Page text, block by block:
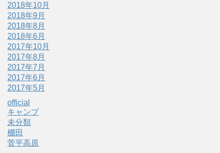
2018年10月
2018年9月
2018年8月
2018年6月
2017年10月
2017年8月
2017年7月
2017年6月
2017年5月
official
キャンプ
未分類
棚田
菅平高原